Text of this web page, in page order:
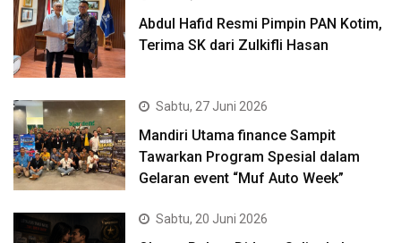
Abdul Hafid Resmi Pimpin PAN Kotim,
Terima SK dari Zulkifli Hasan
Sabtu, 27 Juni 2026
Mandiri Utama finance Sampit
Tawarkan Program Spesial dalam
Gelaran event “Muf Auto Week”
Sabtu, 20 Juni 2026